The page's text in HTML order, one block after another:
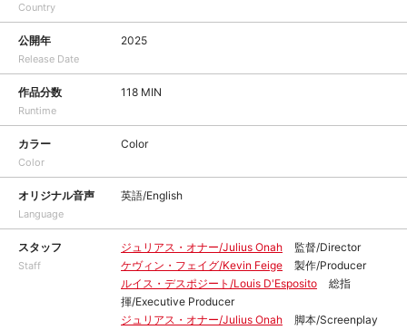
Country
公開年
Release Date
2025
作品分数
Runtime
118 MIN
カラー
Color
Color
オリジナル音声
Language
英語/English
スタッフ
Staff
ジュリアス・オナー/Julius Onah
監督/Director
ケヴィン・フェイグ/Kevin Feige
製作/Producer
ルイス・デスポジート/Louis D'Esposito
総指
揮/Executive Producer
ジュリアス・オナー/Julius Onah
脚本/Screenplay